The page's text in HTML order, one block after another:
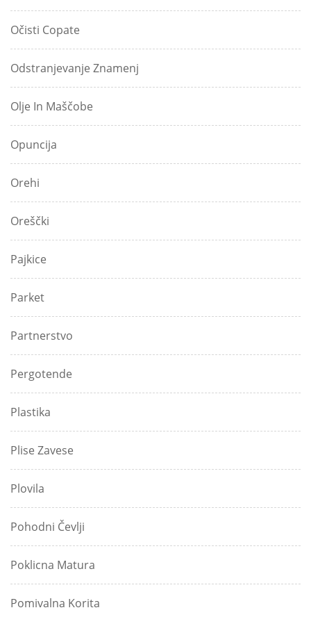
Očisti Copate
Odstranjevanje Znamenj
Olje In Maščobe
Opuncija
Orehi
Oreščki
Pajkice
Parket
Partnerstvo
Pergotende
Plastika
Plise Zavese
Plovila
Pohodni Čevlji
Poklicna Matura
Pomivalna Korita